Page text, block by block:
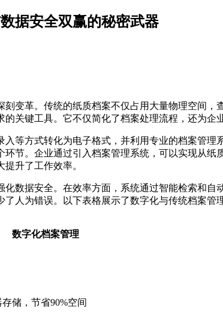
据安全双赢的秘密武器
变革。传统的纸质档案不仅占用大量物理空间
关键工具。它不仅简化了档案处理流程，还为企
等方式转化为电子格式，并利用专业的档案管
节。企业通过引入档案管理系统，可以实现从
升了工作效率。
数据安全。在效率方面，系统通过智能检索和
人为错误。以下表格展示了数字化与传统档案管
数字化档案管理
储，节省90%空间